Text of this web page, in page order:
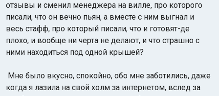
отзывы и сменил менеджера на вилле, про которого
писали, что он вечно пьян, а вместе с ним выгнал и
весь стафф, про который писали, что и готовят-де
плохо, и вообще ни черта не делают, и что страшно с
ними находиться под одной крышей?
Мне было вкусно, спокойно, обо мне заботились, даже
когда я лазила на свой холм за интернетом, вслед за